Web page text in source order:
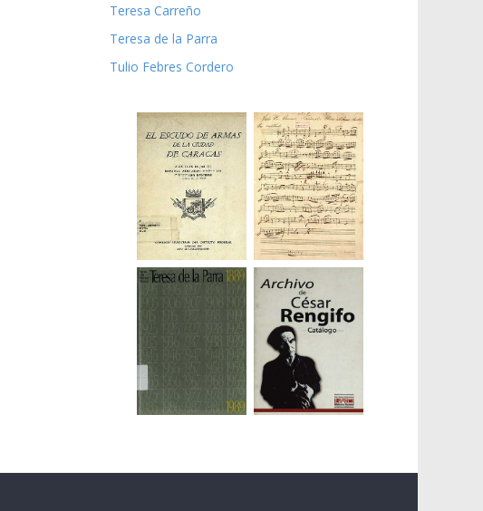
Teresa Carreño
Teresa de la Parra
Tulio Febres Cordero